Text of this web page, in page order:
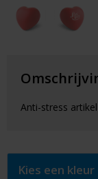
Anti-stress
Kies een kleur